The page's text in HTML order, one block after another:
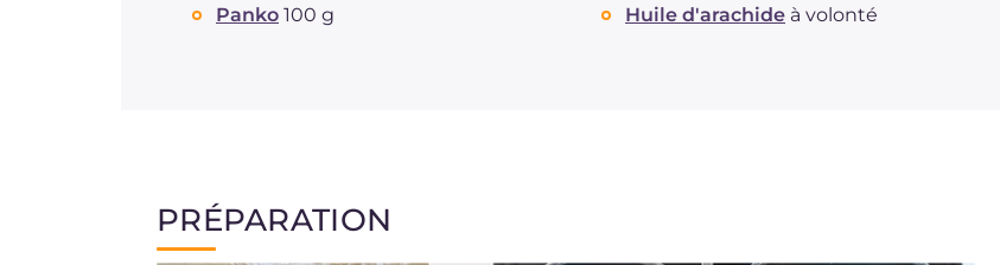
Panko 100 g Huile d'arachide à volonté
PRÉPARATION